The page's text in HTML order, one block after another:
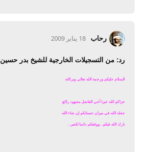
رحاب 18 يناير 2009
رد: من التسجيلات الخارجية للشيخ بدر حسين
السلام عليكم ورحمة الله تعالى وبركاته
جزاكم الله خيرا أخي الفاضل مجهود راائع
جعله الله في ميزان حسناتكم إن شاء الله
بارك الله فيكم...ووفقكم دائما للخير...